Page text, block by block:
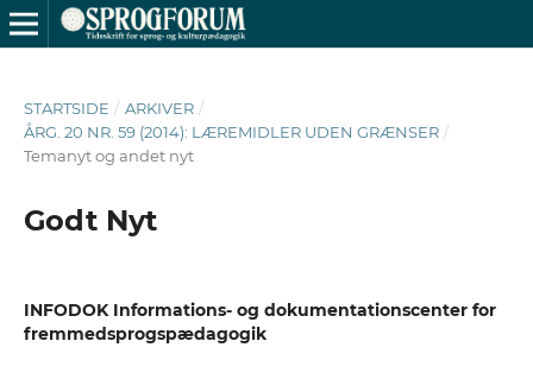
STARTSIDE / ARKIVER /
ÅRG. 20 NR. 59 (2014): LÆREMIDLER UDEN GRÆNSER /
Temanyt og andet nyt
Godt Nyt
INFODOK Informations- og dokumentationscenter for
fremmedsprogspædagogik